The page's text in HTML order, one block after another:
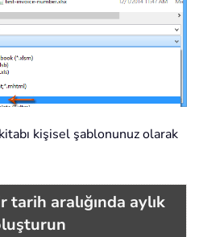
kişisel şablonunuz olarak
aralığında aylık